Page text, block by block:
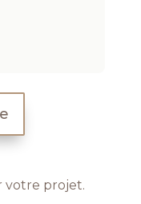
votre projet.